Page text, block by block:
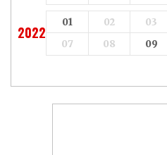
2022
01 02 03
07
08 09